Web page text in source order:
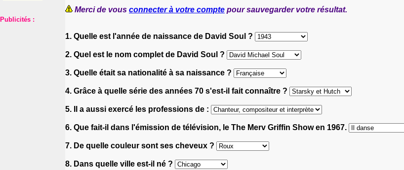
Publicités :
Merci de vous connecter à votre compte pour sauvegarder votre résultat.
1. Quelle est l'année de naissance de David Soul ?
2. Quel est le nom complet de David Soul ?
3. Quelle était sa nationalité à sa naissance ?
4. Grâce à quelle série des années 70 s'est-il fait connaître ?
5. Il a aussi exercé les professions de :
6. Que fait-il dans l'émission de télévision, le The Merv Griffin Show en 1967.
7. De quelle couleur sont ses cheveux ?
8. Dans quelle ville est-il né ?